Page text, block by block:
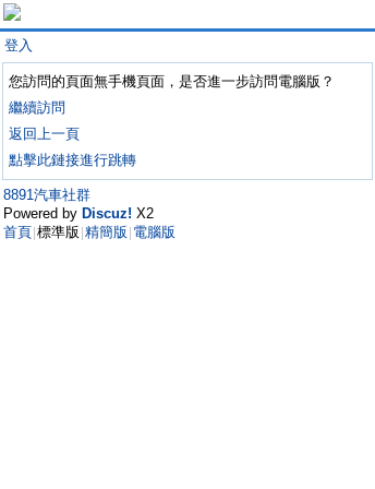
登入
您訪問的頁面無手機頁面，是否進一步訪問電腦版？
繼續訪問
返回上一頁
點擊此鏈接進行跳轉
8891汽車社群
Powered by Discuz! X2
首頁 標準版 精簡版 電腦版